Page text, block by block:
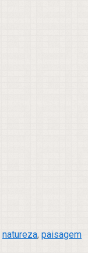
natureza, paisagem